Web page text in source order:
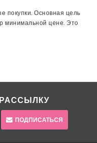
покупки. Основная цель
минимальной цене. Это
ПОДПИСАТЬСЯ